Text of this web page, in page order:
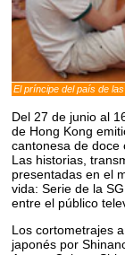
El príncipe del país de
Del 27 de junio al
de Hong Kong
cantonesa de doce
Las historias,
presentadas en el
vida: Serie de la
entre el público
Los cortometrajes
japonés por